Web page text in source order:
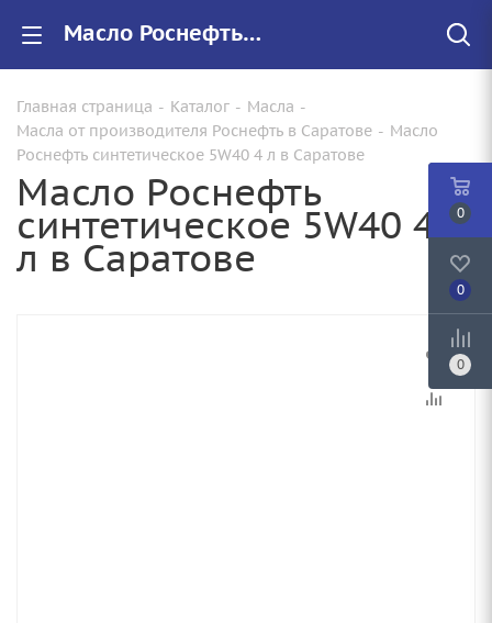
Масло Роснефть синтетическое 5W40 4 л купить от 2270.00 руб. в Саратове
Главная страница - Каталог - Масла -
Масла от производителя Роснефть в Саратове - Масло
Роснефть синтетическое 5W40 4 л в Саратове
Масло Роснефть
синтетическое 5W40 4
л в Саратове
0
0
0